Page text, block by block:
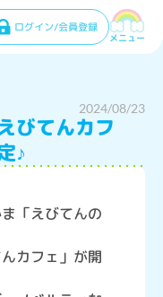
ログイン/会員登録
メニュー
2024/08/23
びてんカフ
♪
「えびてんの
カフェ」が開